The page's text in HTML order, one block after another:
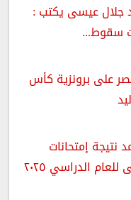
جلال عيسى يكتب :
سقوط...
على برونزية كأس
إمتحانات
الإعدادية بالدور الثانى للعام الدراسي ٢٠٢٥